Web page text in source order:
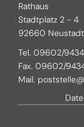
Rathaus
Stadtplatz 2 - 4
92660 Neustadt
Tel. 09602/
Fax. 09602/
Mail.